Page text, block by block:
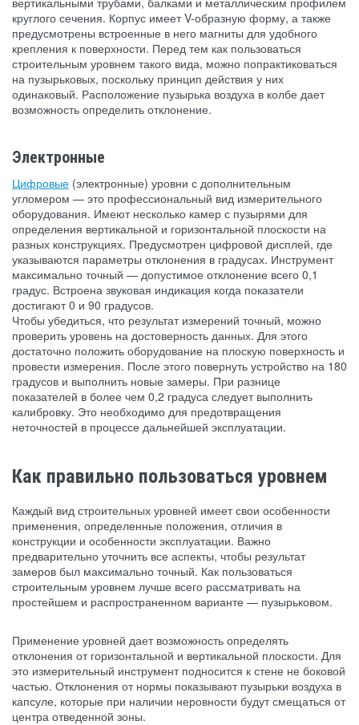
круглого сечения. Корпус имеет V-образную форму, а также
предусмотрены встроенные в него магниты для удобного
крепления к поверхности. Перед тем как пользоваться
строительным уровнем такого вида, можно попрактиковаться
на пузырьковых, поскольку принцип действия у них
одинаковый. Расположение пузырька воздуха в колбе дает
возможность определить отклонение.
Электронные
Цифровые (электронные) уровни с дополнительным
угломером — это профессиональный вид измерительного
оборудования. Имеют несколько камер с пузырями для
определения вертикальной и горизонтальной плоскости на
разных конструкциях. Предусмотрен цифровой дисплей, где
указываются параметры отклонения в градусах. Инструмент
максимально точный — допустимое отклонение всего 0,1
градус. Встроена звуковая индикация когда показатели
достигают 0 и 90 градусов.
Чтобы убедиться, что результат измерений точный, можно
проверить уровень на достоверность данных. Для этого
достаточно положить оборудование на плоскую поверхность и
провести измерения. После этого повернуть устройство на 180
градусов и выполнить новые замеры. При разнице
показателей в более чем 0,2 градуса следует выполнить
калибровку. Это необходимо для предотвращения
неточностей в процессе дальнейшей эксплуатации.
Как правильно пользоваться уровнем
Каждый вид строительных уровней имеет свои особенности
применения, определенные положения, отличия в
конструкции и особенности эксплуатации. Важно
предварительно уточнить все аспекты, чтобы результат
замеров был максимально точный. Как пользоваться
строительным уровнем лучше всего рассматривать на
простейшем и распространенном варианте — пузырьковом.
Применение уровней дает возможность определять
отклонения от горизонтальной и вертикальной плоскости. Для
это измерительный инструмент подносится к стене не боковой
частью. Отклонения от нормы показывают пузырьки воздуха в
капсуле, которые при наличии неровности будут смещаться от
центра отведенной зоны.